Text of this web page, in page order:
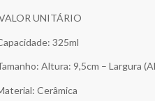
UNITÁRIO
325ml
Altura: 9,5cm – Largura
Cerâmica